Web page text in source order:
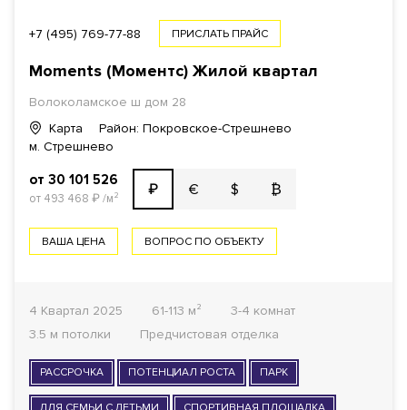
+7 (495) 769-77-88 ПРИСЛАТЬ ПРАЙС
Moments (Моментс) Жилой квартал
Волоколамское ш дом 28
Карта
Район: Покровское-Стрешнево
м. Стрешнево
от 30 101 526
от 493 468 ₽/м² ₽ € $ ₿
ВАША ЦЕНА ВОПРОС ПО ОБЪЕКТУ
4 Квартал 2025 61-113 м²
3-4 комнат
3.5 м потолки
Предчистовая отделка
РАССРОЧКА ПОТЕНЦИАЛ РОСТА ПАРК